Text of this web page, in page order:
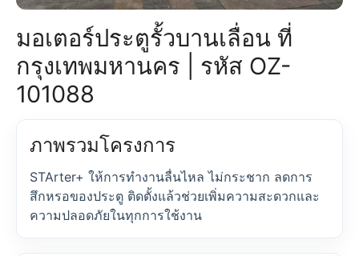
มอเตอร์ประตูรั้วบานเลื่อน ที่
กรุงเทพมหานคร | รหัส OZ-
101088
ภาพรวมโครงการ
STArter+ ให้การทำงานลื่นไหล ไม่กระชาก ลดการ
สึกหรอของประตู ติดตั้งแล้วช่วยเพิ่มความสะดวกและ
ความปลอดภัยในทุกการใช้งาน